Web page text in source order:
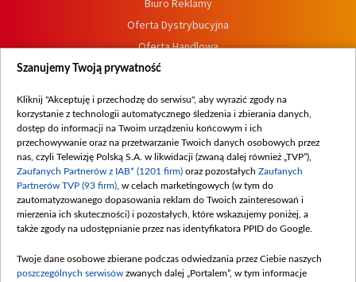
Biuro Reklamy
Oferta Dystrybucyjna
Oferta Handlowa
Dostępność
Procedura zgłoszeń wewnętrznych
Szanujemy Twoją prywatność
Kliknij "Akceptuję i przechodzę do serwisu", aby wyrazić zgody na
korzystanie z technologii automatycznego śledzenia i zbierania danych,
dostęp do informacji na Twoim urządzeniu końcowym i ich
przechowywanie oraz na przetwarzanie Twoich danych osobowych przez
nas, czyli Telewizję Polską S.A. w likwidacji (zwaną dalej również „TVP”),
Zaufanych Partnerów z IAB* (1201 firm) oraz pozostałych Zaufanych
Partnerów TVP (93 firm) , w celach marketingowych (w tym do
zautomatyzowanego dopasowania reklam do Twoich zainteresowań i
mierzenia ich skuteczności) i pozostałych, które wskazujemy poniżej, a
także zgody na udostępnianie przez nas identyfikatora PPID do Google.
Twoje dane osobowe zbierane podczas odwiedzania przez Ciebie naszych
poszczególnych serwisów zwanych dalej „Portalem”, w tym informacje